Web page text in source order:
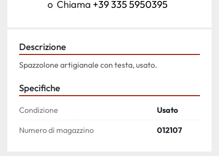
o Chiama +39 335 5950395
Descrizione
Spazzolone artigianale con testa, usato.
Specifiche
Condizione Usato
Numero di magazzino 012107